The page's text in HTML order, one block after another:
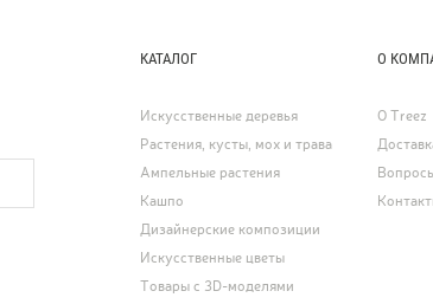
КАТАЛОГ
Искусственные деревья
Растения, кусты, мох и трава
Ампельные растения
Кашпо
Дизайнерские композиции
Искусственные цветы
Товары с 3D-моделями
О
О Treez